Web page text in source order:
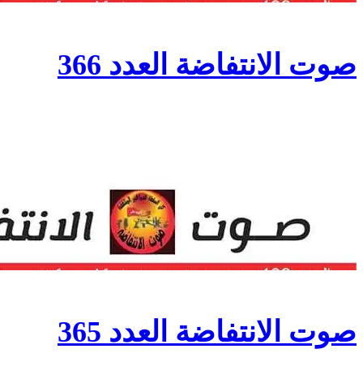
صوت الانتفاضة العدد 366
صوت الانتفاضة العدد 365